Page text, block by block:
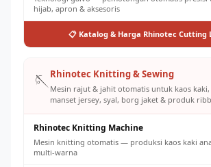
hijab, apron & aksesoris
📋 Katalog & Harga Rhinotec Cutting
🪡Rhinotec Knitting & Sewing
Mesin rajut & jahit otomatis untuk kaos
manset jersey, syal, borg jaket & produk
Rhinotec Knitting Machine
Mesin knitting otomatis — produksi kaos kaki
multi-warna